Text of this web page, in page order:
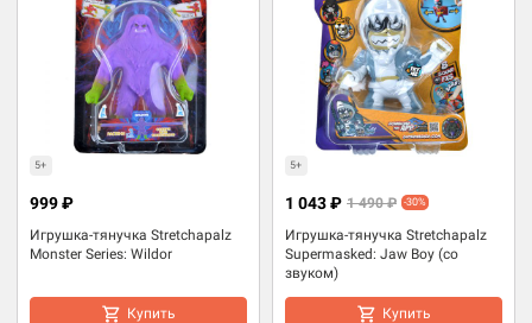
5+
Игрушка-тянучка Stretchapalz
Monster Series: Wildor
999 ₽
Купить
5+
Игрушка-тянучка Stretchapalz
Supermasked: Jaw Boy (со
звуком)
1 043 ₽ 1 490 ₽ -30%
Купить